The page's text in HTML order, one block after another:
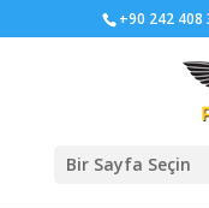
+90 242 408
Bir Sayfa Seçin